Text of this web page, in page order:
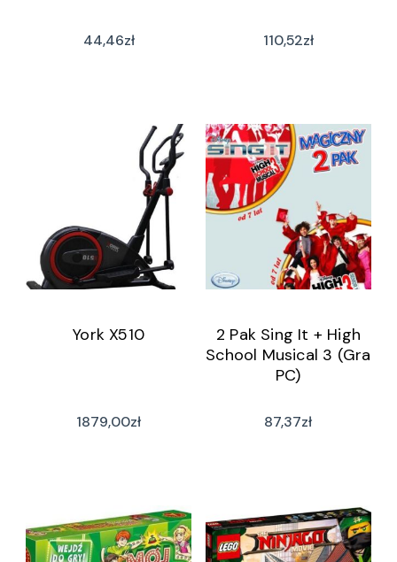
44,46zł 110,52zł
York X510
1879,00zł
2 Pak Sing It + High
School Musical 3 (Gra
PC)
87,37zł